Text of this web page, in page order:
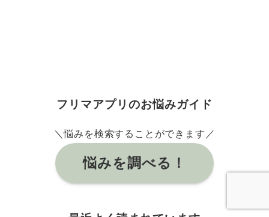
フリマアプリのお悩みガイド
＼悩みを検索することができます／
悩みを調べる！